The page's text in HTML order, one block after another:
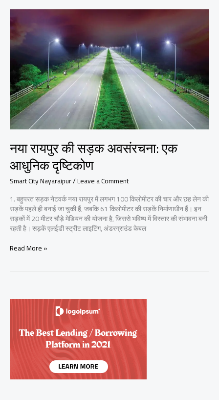
जीवन
की
गुणवत्ता,
स्मार्ट
विकास,
और
शहर
की
मजबूती
नया रायपुर की सड़क अवसंरचना: एक
आधुनिक दृष्टिकोण
Smart City Nayaraipur/Leave a Comment
1. बहुपरत सड़क नेटवर्क नया रायपुर में लगभग 100 किलोमीटर की चार और छह लेन की
सड़कें पहले ही बनाई जा चुकी हैं, जबकि 61 किलोमीटर की सड़कें निर्माणाधीन हैं। इन
सड़कों में 20 मीटर चौड़े मेडियन की योजना है, जिससे भविष्य में विस्तार की संभावना बनी
रहती है। सड़कें एलईडी स्ट्रीट लाइटिंग, अंडरग्राउंड केबल
नया
एक
Read More »